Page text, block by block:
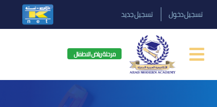
تسجيل دخول تسجيل جديد
مرحلة رياض الاطفال